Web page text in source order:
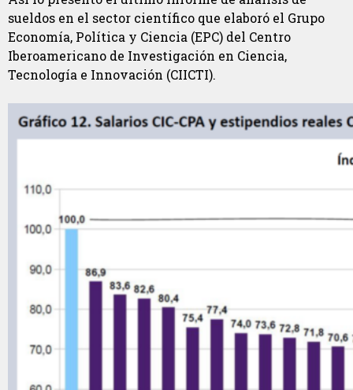
sueldos en el sector científico que elaboró el Grupo
Economía, Política y Ciencia (EPC) del Centro
Iberoamericano de Investigación en Ciencia,
Tecnología e Innovación (CIICTI).